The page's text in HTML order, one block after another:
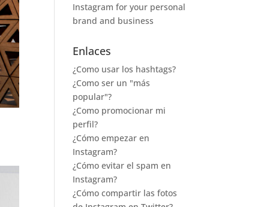
Instagram for your personal
brand and business
Enlaces
¿Como usar los hashtags?
¿Como ser un "más
popular"?
¿Como promocionar mi
perfil?
¿Cómo empezar en
Instagram?
¿Cómo evitar el spam en
Instagram?
¿Cómo compartir las fotos